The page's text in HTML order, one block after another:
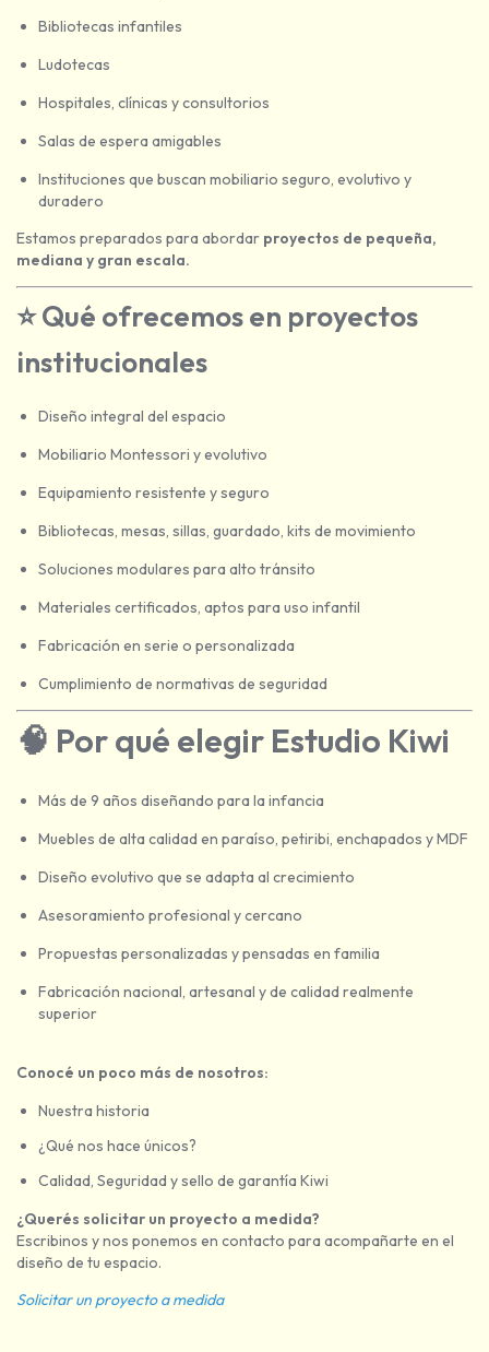
Bibliotecas infantiles
Ludotecas
Hospitales, clínicas y consultorios
Salas de espera amigables
Instituciones que buscan mobiliario seguro, evolutivo y
duradero
Estamos preparados para abordar proyectos de pequeña,
mediana y gran escala.
⭐Qué ofrecemos en proyectos
institucionales
Diseño integral del espacio
Mobiliario Montessori y evolutivo
Equipamiento resistente y seguro
Bibliotecas, mesas, sillas, guardado, kits de movimiento
Soluciones modulares para alto tránsito
Materiales certificados, aptos para uso infantil
Fabricación en serie o personalizada
Cumplimiento de normativas de seguridad
🧠 Por qué elegir Estudio Kiwi
Más de 9 años diseñando para la infancia
Muebles de alta calidad en paraíso, petiribi, enchapados y MDF
Diseño evolutivo que se adapta al crecimiento
Asesoramiento profesional y cercano
Propuestas personalizadas y pensadas en familia
Fabricación nacional, artesanal y de calidad realmente
superior
Conocé un poco más de nosotros:
Nuestra historia
¿Qué nos hace únicos?
Calidad, Seguridad y sello de garantía Kiwi
¿Querés solicitar un proyecto a medida?
Escribinos y nos ponemos en contacto para acompañarte en el
diseño de tu espacio.
Solicitar un proyecto a medida